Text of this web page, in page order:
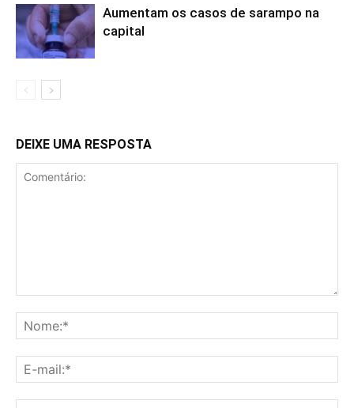
Aumentam os casos de sarampo na
capital
DEIXE UMA RESPOSTA